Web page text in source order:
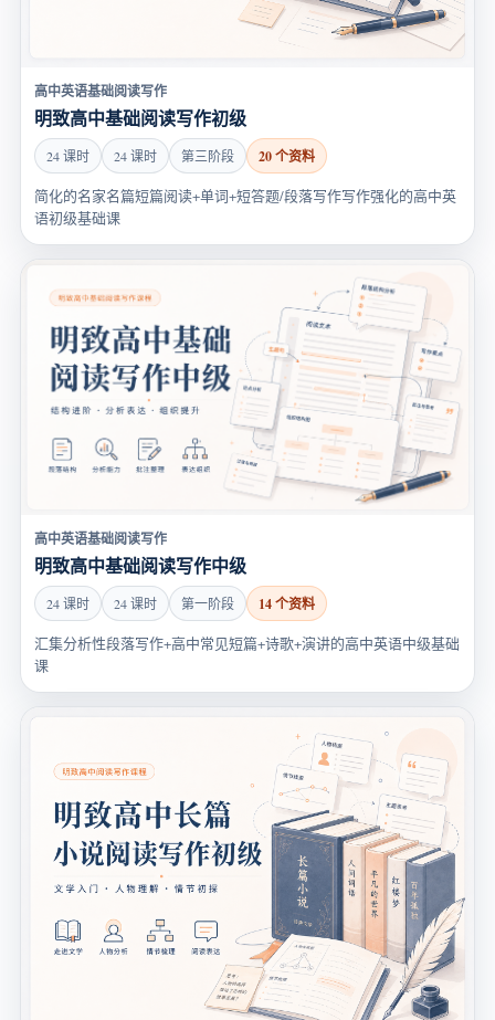
高中英语基础阅读写作
明致高中基础阅读写作初级
24 课时 24 课时 第三阶段 20 个资料
简化的名家名篇短篇阅读+单词+短答题/段落写作写作强化的高中英
语初级基础课
高中英语基础阅读写作
明致高中基础阅读写作中级
24 课时 24 课时 第一阶段 14 个资料
汇集分析性段落写作+高中常见短篇+诗歌+演讲的高中英语中级基础
课